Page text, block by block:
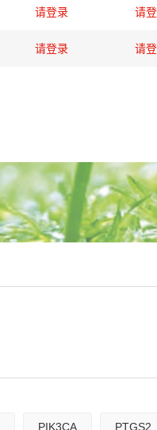
请登录 请
请登录 请
PIK3CA PTGS2